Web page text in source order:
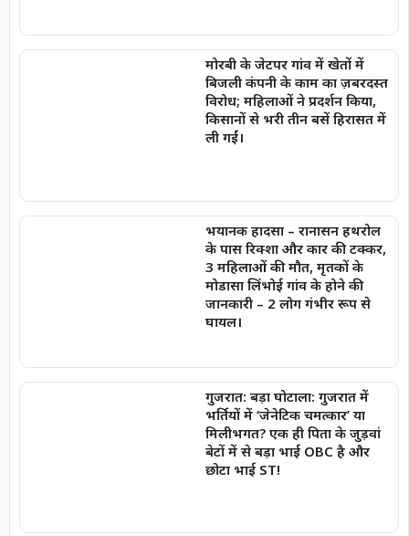
मोरबी के जेटपर गांव में खेतों में
बिजली कंपनी के काम का ज़बरदस्त
विरोध; महिलाओं ने प्रदर्शन किया,
किसानों से भरी तीन बसें हिरासत में
ली गईं।
भयानक हादसा – रानासन हथरोल
के पास रिक्शा और कार की टक्कर,
3 महिलाओं की मौत, मृतकों के
मोडासा लिंभोई गांव के होने की
जानकारी – 2 लोग गंभीर रूप से
घायल।
गुजरात: बड़ा घोटाला: गुजरात में
भर्तियों में ‘जेनेटिक चमत्कार’ या
मिलीभगत? एक ही पिता के जुड़वां
बेटों में से बड़ा भाई OBC है और
छोटा भाई ST!